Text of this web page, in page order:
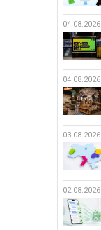
04.08.2026
04.08.2026
03.08.2026
02.08.2026